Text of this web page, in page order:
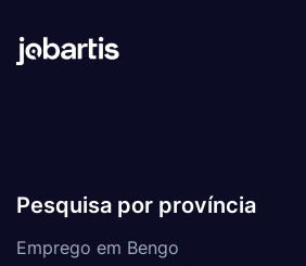
Pesquisa por província
Emprego em Bengo